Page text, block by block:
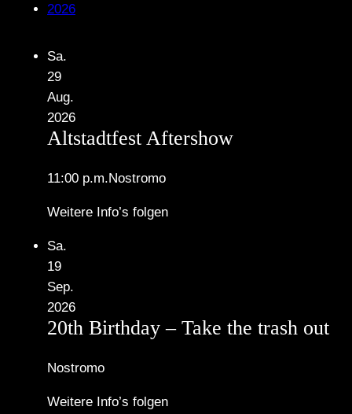
2026
Sa.
29
Aug.
2026
Altstadtfest Aftershow
11:00 p.m.Nostromo
Weitere Info’s folgen
Sa.
19
Sep.
2026
20th Birthday – Take the trash out
Nostromo
Weitere Info’s folgen